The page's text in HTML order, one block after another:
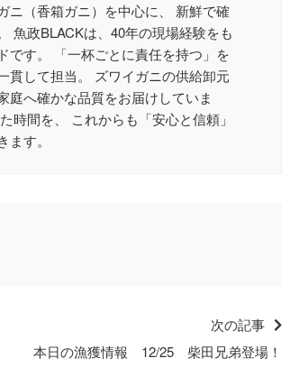
ニ（香箱ガニ）を中心に、 新鮮で確
魚政BLACKは、40年の現場経験をも
です。 「一杯ごとに責任を持つ」を
貫して担当。 ズワイガニの供給卸元
庭へ確かな品質をお届けしていま
時間を、 これからも「安心と信頼」
す。
次の記事
本日の漁獲情報 12/25 柴田兄弟登場！